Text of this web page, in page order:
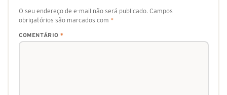
O seu endereço de e-mail não será publicado. Campos
obrigatórios são marcados com *
COMENTÁRIO *